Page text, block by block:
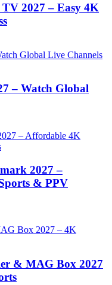
2027 – Easy 4K
– Watch Global
2027 –
& PPV
& MAG Box 2027